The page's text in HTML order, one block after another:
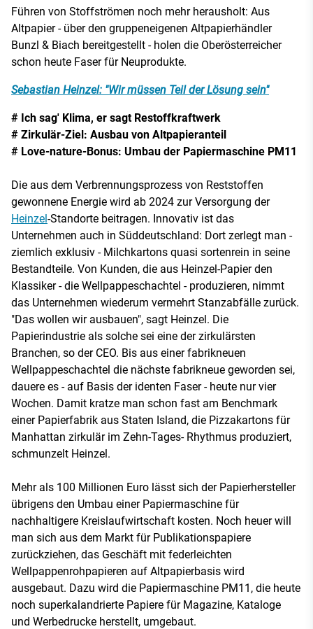
Führen von Stoffströmen noch mehr herausholt: Aus
Altpapier - über den gruppeneigenen Altpapierhändler
Bunzl & Biach bereitgestellt - holen die Oberösterreicher
schon heute Faser für Neuprodukte.
Sebastian Heinzel: "Wir müssen Teil der Lösung sein"
# Ich sag' Klima, er sagt Restoffkraftwerk
# Zirkulär-Ziel: Ausbau von Altpapieranteil
# Love-nature-Bonus: Umbau der Papiermaschine PM11
Die aus dem Verbrennungsprozess von Reststoffen
gewonnene Energie wird ab 2024 zur Versorgung der
Heinzel-Standorte beitragen. Innovativ ist das
Unternehmen auch in Süddeutschland: Dort zerlegt man -
ziemlich exklusiv - Milchkartons quasi sortenrein in seine
Bestandteile. Von Kunden, die aus Heinzel-Papier den
Klassiker - die Wellpappeschachtel - produzieren, nimmt
das Unternehmen wiederum vermehrt Stanzabfälle zurück.
"Das wollen wir ausbauen", sagt Heinzel. Die
Papierindustrie als solche sei eine der zirkulärsten
Branchen, so der CEO. Bis aus einer fabrikneuen
Wellpappeschachtel die nächste fabrikneue geworden sei,
dauere es - auf Basis der identen Faser - heute nur vier
Wochen. Damit kratze man schon fast am Benchmark
einer Papierfabrik aus Staten Island, die Pizzakartons für
Manhattan zirkulär im Zehn-Tages- Rhythmus produziert,
schmunzelt Heinzel.
Mehr als 100 Millionen Euro lässt sich der Papierhersteller
übrigens den Umbau einer Papiermaschine für
nachhaltigere Kreislaufwirtschaft kosten. Noch heuer will
man sich aus dem Markt für Publikationspapiere
zurückziehen, das Geschäft mit federleichten
Wellpappenrohpapieren auf Altpapierbasis wird
ausgebaut. Dazu wird die Papiermaschine PM11, die heute
noch superkalandrierte Papiere für Magazine, Kataloge
und Werbedrucke herstellt, umgebaut.